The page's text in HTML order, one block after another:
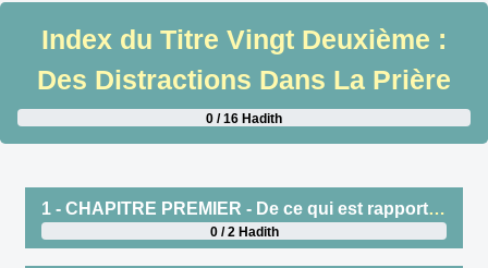
Index du Titre Vingt Deuxième :
Des Distractions Dans La Prière
0 / 16 Hadith
1 - CHAPITRE PREMIER - De ce qui est rapporté au sujet de la dis traction qui consiste à se lever après les deux cycles de la prière canonique
0 / 2 Hadith